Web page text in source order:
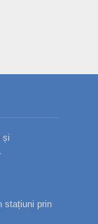
și
stațiuni prin